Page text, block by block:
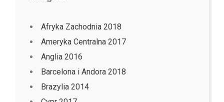
Afryka Zachodnia 2018
Ameryka Centralna 2017
Anglia 2016
Barcelona i Andora 2018
Brazylia 2014